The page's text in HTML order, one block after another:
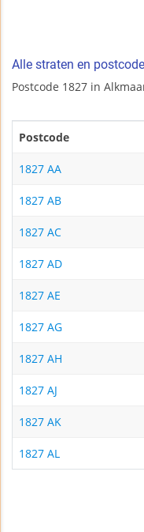
Alle straten en
Postcode 1827 in
Postcode
1827 AA
1827 AB
1827 AC
1827 AD
1827 AE
1827 AG
1827 AH
1827 AJ
1827 AK
1827 AL